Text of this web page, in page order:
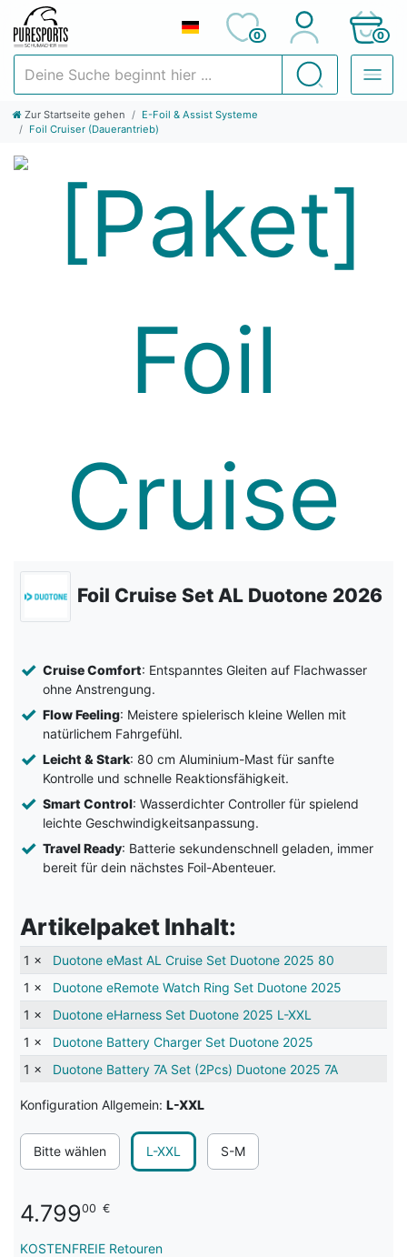
Suchen
0 0
Zur Startseite gehen
E-Foil & Assist Systeme
Foil Cruiser (Dauerantrieb)
Foil Cruise Set AL Duotone 2026
Cruise Comfort: Entspanntes Gleiten auf Flachwasser
ohne Anstrengung.
Flow Feeling: Meistere spielerisch kleine Wellen mit
natürlichem Fahrgefühl.
Leicht & Stark: 80 cm Aluminium-Mast für sanfte
Kontrolle und schnelle Reaktionsfähigkeit.
Smart Control: Wasserdichter Controller für spielend
leichte Geschwindigkeitsanpassung.
Travel Ready: Batterie sekundenschnell geladen, immer
bereit für dein nächstes Foil-Abenteuer.
Artikelpaket Inhalt:
1 ×
Duotone eMast AL Cruise Set Duotone 2025 80
1 ×
Duotone eRemote Watch Ring Set Duotone 2025
1 ×
Duotone eHarness Set Duotone 2025 L-XXL
1 ×
Duotone Battery Charger Set Duotone 2025
1 ×
Duotone Battery 7A Set (2Pcs) Duotone 2025 7A
Konfiguration Allgemein: L-XXL
Bitte wählen L-XXL S-M
4.79900 €
KOSTENFREIE Retouren